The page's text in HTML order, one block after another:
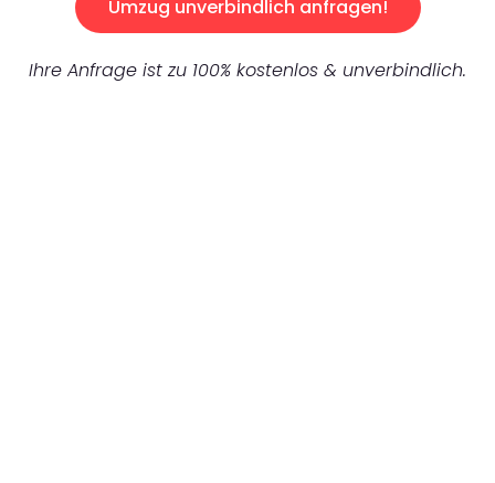
Umzug unverbindlich anfragen!
Ihre Anfrage ist zu 100% kostenlos & unverbindlich.